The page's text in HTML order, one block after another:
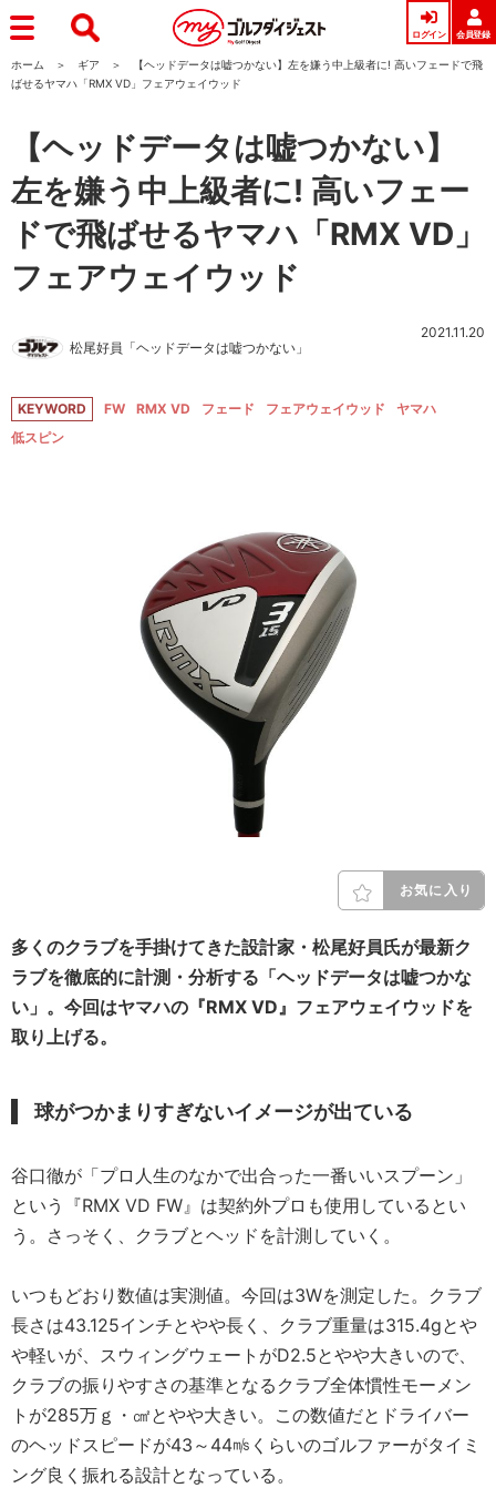
ログイン 会員登録
ホーム ギア
【ヘッドデータは嘘つかない】左を嫌う中上級者に! 高いフェードで飛
ばせるヤマハ「RMX VD」フェアウェイウッド
【ヘッドデータは嘘つかない】
左を嫌う中上級者に! 高いフェー
ドで飛ばせるヤマハ「RMX VD」
フェアウェイウッド
松尾好員「ヘッドデータは嘘つかない」
2021.11.20
KEYWORD FW RMX VD フェード フェアウェイウッド
ヤマハ
低スピン
お気に入り
多くのクラブを手掛けてきた設計家・松尾好員氏が最新ク
ラブを徹底的に計測・分析する「ヘッドデータは嘘つかな
い」。今回はヤマハの『RMX VD』フェアウェイウッドを
取り上げる。
球がつかまりすぎないイメージが出ている
谷口徹が「プロ人生のなかで出合った一番いいスプーン」
という『RMX VD FW』は契約外プロも使用しているとい
う。さっそく、クラブとヘッドを計測していく。
いつもどおり数値は実測値。今回は3Wを測定した。クラブ
長さは43.125インチとやや長く、クラブ重量は315.4gとや
や軽いが、スウィングウェートがD2.5とやや大きいので、
クラブの振りやすさの基準となるクラブ全体慣性モーメン
トが285万ｇ・㎠とやや大きい。この数値だとドライバー
のヘッドスピードが43～44㎧くらいのゴルファーがタイミ
ング良く振れる設計となっている。